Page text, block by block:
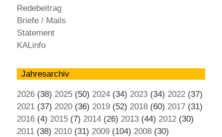
Redebeitrag
Briefe / Mails
Statement
KALinfo
Jahresarchiv
2026 (38) 2025 (50) 2024 (34) 2023 (34) 2022 (37)
2021 (37) 2020 (36) 2019 (52) 2018 (60) 2017 (31)
2016 (4) 2015 (7) 2014 (26) 2013 (44) 2012 (30)
2011 (38) 2010 (31) 2009 (104) 2008 (30)